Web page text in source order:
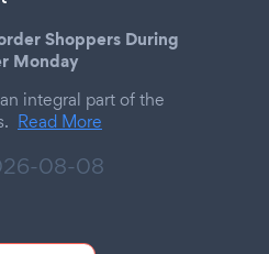
Shoppers During
Monday
integral part of the
Read More
08-08